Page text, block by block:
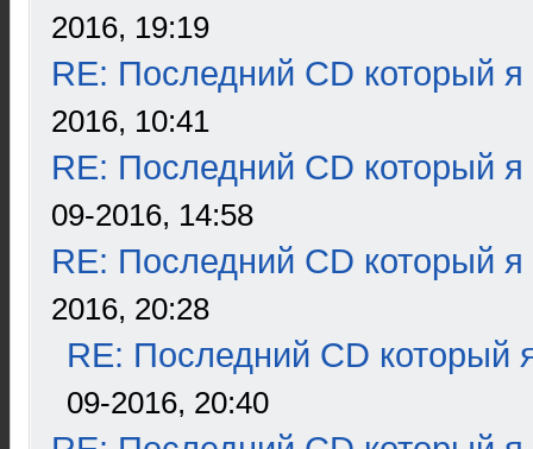
2016, 19:19
RE: Последний CD который я
2016, 10:41
RE: Последний CD который я
09-2016, 14:58
RE: Последний CD который я
2016, 20:28
RE: Последний CD который
09-2016, 20:40